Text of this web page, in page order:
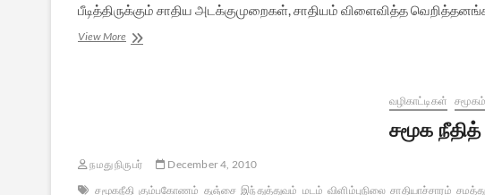
பீடித்திருக்கும் சாதிய அடக்குமுறைகள், சாதியம் விளைவித்த
View Moreகும்பமேளாவில்
வழிகாட்டிகள் சமூகம்
சமூக
நமது நிருபர்
December 4, 2010
சமூகநீதி கும்பகோணம் தஞ்சை இந்துத்துவம் மடம் விளிம்புநிலை சாதியாச்சாரம்